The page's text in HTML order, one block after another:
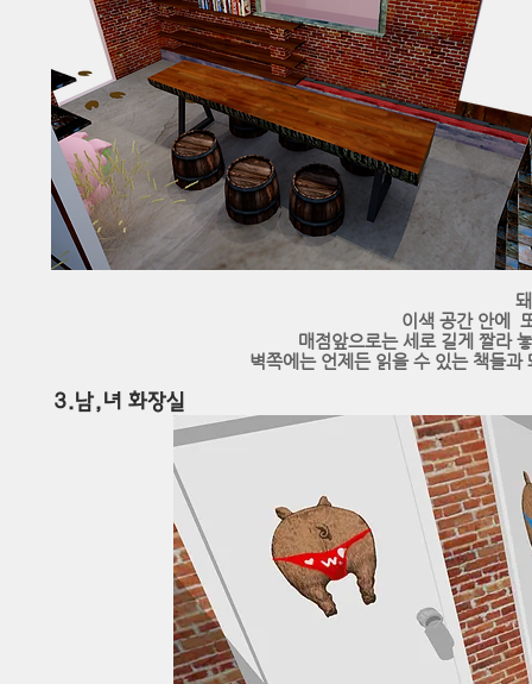
이색 공간 안에
매점앞으로는 세로 길게 짤라
벽쪽에는 언제든 읽을 수 있는 책들
​3.남,녀 화장실